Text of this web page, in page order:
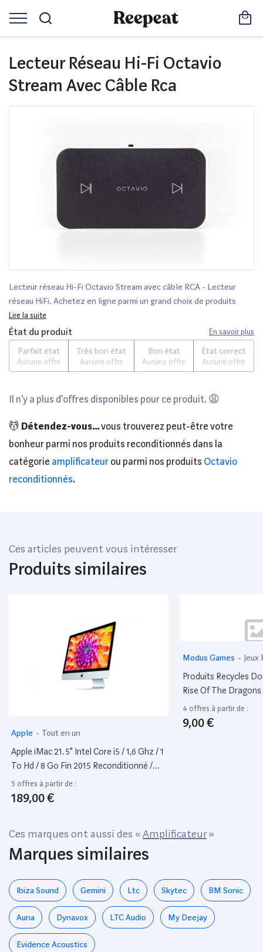
Lecteur Réseau Hi-Fi Octavio
Stream Avec Câble Rca
Lecteur réseau Hi-Fi Octavio Stream avec câble RCA - Lecteur
réseau HiFi. Achetez en ligne parmi un grand choix de produits
high-tech. Remise permanente de 5% pour les adhérents.
Lire la suite
État du produit En savoir plus
Parfait état
Aucune offre
Très bon état
Aucune offre
Bon état
Aucune offre
État correct
Aucune offre
Il n'y a plus d'offres disponibles pour ce produit. 😩
💆 Détendez-vous...vous trouverez peut-être votre
bonheur parmi nos produits reconditionnés dans la
catégorie amplificateur ou parmi nos produits Octavio
reconditionnés.
Ces articles peuvent vous intéresser
Produits similaires
Apple - Tout en un
Apple iMac 21.5" Intel Core i5 / 1,6 Ghz / 1
To Hd / 8 Go Fin 2015 Reconditionné /
Occasion
5 offres à partir de :
189,00 €
Modus Games - Jeux
Produits Recycles
Rise Of The
4 offres à partir de :
9,00 €
Ces marques ont aussi des «Amplificateur»
Marques similaires
Ibiza Sound Gemini Ltc Skytec BM Sonic
Auna Dynavox LTC Audio My Deejay
Evidence Acoustics